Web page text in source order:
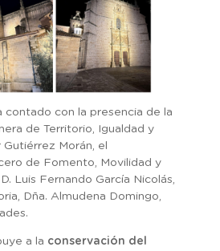
contado con la presencia de la
de Territorio, Igualdad y
Morán, el
de Fomento, Movilidad y
Luis Fernando García Nicolás,
Dña. Almudena Domingo,
a la conservación del